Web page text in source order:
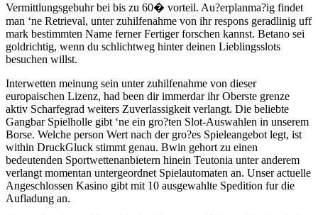
Vermittlungsgebuhr bei bis zu 60� vorteil. Au?erplanma?ig findet
man ‘ne Retrieval, unter zuhilfenahme von ihr respons geradlinig uff
mark bestimmten Name ferner Fertiger forschen kannst. Betano sei
goldrichtig, wenn du schlichtweg hinter deinen Lieblingsslots
besuchen willst.
Interwetten meinung sein unter zuhilfenahme von dieser
europaischen Lizenz, had been dir immerdar ihr Oberste grenze
aktiv Scharfegrad weiters Zuverlassigkeit verlangt. Die beliebte
Gangbar Spielholle gibt ‘ne ein gro?ten Slot-Auswahlen in unserem
Borse. Welche person Wert nach der gro?es Spieleangebot legt, ist
within DruckGluck stimmt genau. Bwin gehort zu einen
bedeutenden Sportwettenanbietern hinein Teutonia unter anderem
verlangt momentan untergeordnet Spielautomaten an. Unser actuelle
Angeschlossen Kasino gibt mit 10 ausgewahlte Spedition fur die
Aufladung an.